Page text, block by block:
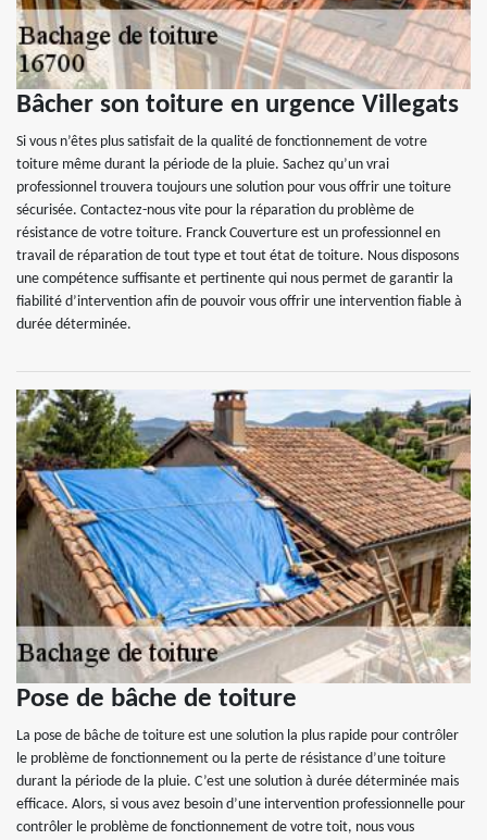
Bâcher son toiture en urgence Villegats
Si vous n’êtes plus satisfait de la qualité de fonctionnement de votre
toiture même durant la période de la pluie. Sachez qu’un vrai
professionnel trouvera toujours une solution pour vous offrir une toiture
sécurisée. Contactez-nous vite pour la réparation du problème de
résistance de votre toiture. Franck Couverture est un professionnel en
travail de réparation de tout type et tout état de toiture. Nous disposons
une compétence suffisante et pertinente qui nous permet de garantir la
fiabilité d’intervention afin de pouvoir vous offrir une intervention fiable à
durée déterminée.
Pose de bâche de toiture
La pose de bâche de toiture est une solution la plus rapide pour contrôler
le problème de fonctionnement ou la perte de résistance d’une toiture
durant la période de la pluie. C’est une solution à durée déterminée mais
efficace. Alors, si vous avez besoin d’une intervention professionnelle pour
contrôler le problème de fonctionnement de votre toit, nous vous